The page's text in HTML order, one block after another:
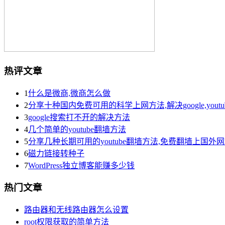
热评文章
1什么是微商,微商怎么做
2分享十种国内免费可用的科学上网方法,解决
3google搜索打不开的解决方法
4几个简单的youtube翻墙方法
5分享几种长期可用的youtube翻墙方法,免费翻墙上国外
6磁力链接转种子
7WordPress独立博客能赚多少钱
热门文章
路由器和无线路由器怎么设置
root权限获取的简单方法